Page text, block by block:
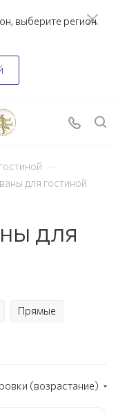
выберите регион
—
для гостиной
для
Прямые
(возрастание)